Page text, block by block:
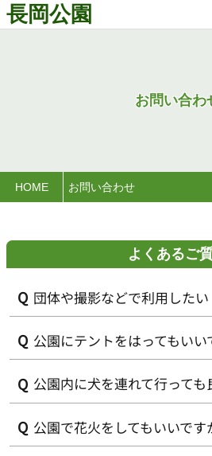
長岡公園
お問い合わ
HOME お問い合わせ
よくあるご
団体や撮影などで利用したい
長岡公園管理事務所 075-955-1121
公園にテントをはってもいい
ポップアップ型の簡易テントの使用
公園内に犬を連れて行っても
芝生エリアやグラウンドのご利用は
公園で花火をしてもいいです